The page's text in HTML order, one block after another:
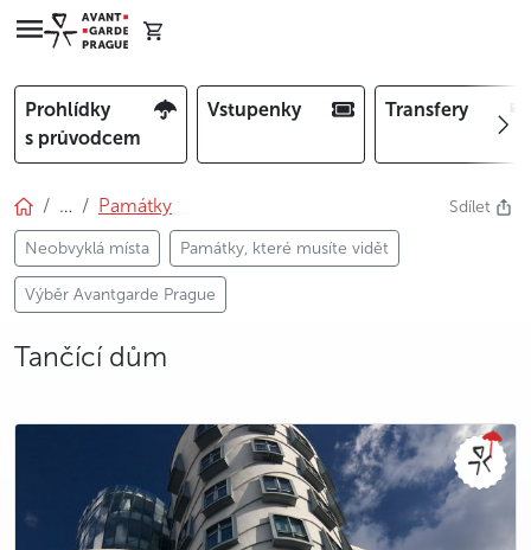
Prohlídky
s průvodcem
Vstupenky Transfery
… Památky
Neobvyklá místa Památky, které musíte vidět
Výběr Avantgarde Prague
Sdílet
Tančící dům
photo 5